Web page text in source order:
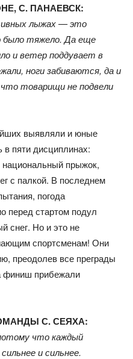
С. ПАНАЕВСК:
лыжах — это
было тяжело. Да еще
и ветер поддувает в
ноги забиваются, да и
товарищи не подвели
выявляли и юные
пяти дисциплинах:
национальный прыжок,
с палкой. В последнем
погода
перед стартом подул
снег. Но и это не
спортсменам! Они
преодолев все преграды
финиш прибежали
С. СЕЯХА:
что каждый
и сильнее.